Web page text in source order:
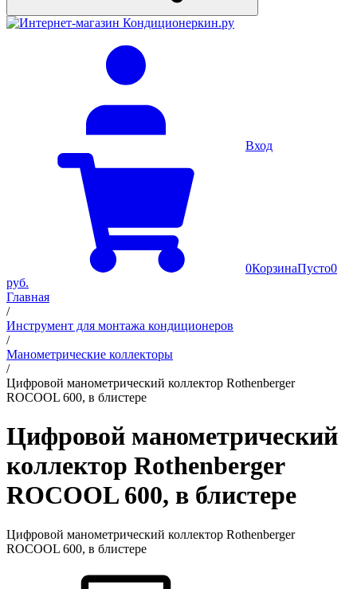
Вход
0КорзинаПусто0
руб.
Главная
/
Инструмент для монтажа кондиционеров
/
Манометрические коллекторы
/
Цифровой манометрический коллектор Rothenberger
ROCOOL 600, в блистере
Цифровой манометрический
коллектор Rothenberger
ROCOOL 600, в блистере
Цифровой манометрический коллектор Rothenberger
ROCOOL 600, в блистере